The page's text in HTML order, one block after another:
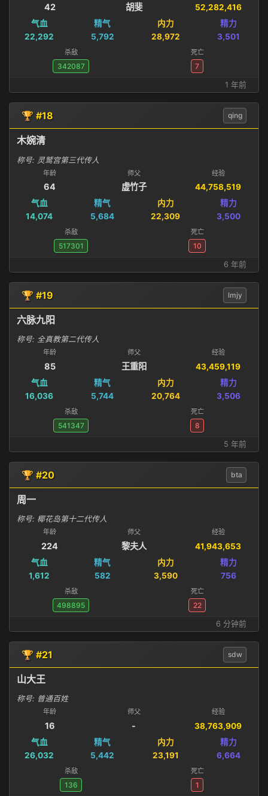
42 胡斐
52,282,416
气血
22,292
精气
5,792
内力
28,972
精力
3,501
杀敌
342087
死亡
7
1 年前
🏆 #18 qing
木婉清
称号: 灵鹫宫第三代传人
年龄
64
师父
虚竹子
经验
44,758,519
气血
14,074
精气
5,684
内力
22,309
精力
3,500
杀敌
517301
死亡
10
6 年前
🏆 #19 lmjy
六脉九阳
称号: 全真教第二代传人
年龄
85
师父
王重阳
经验
43,459,119
气血
16,036
精气
5,744
内力
20,764
精力
3,506
杀敌
541347
死亡
8
5 年前
🏆 #20 bta
周一
称号: 椰花岛第十二代传人
年龄
224
师父
黎夫人
经验
41,943,653
气血
1,612
精气
582
内力
3,590
精力
756
杀敌
498895
死亡
22
6 分钟前
🏆 #21 sdw
山大王
称号: 普通百姓
年龄
16
师父
-
经验
38,763,909
气血
26,032
精气
5,442
内力
23,191
精力
6,664
杀敌
136
死亡
1